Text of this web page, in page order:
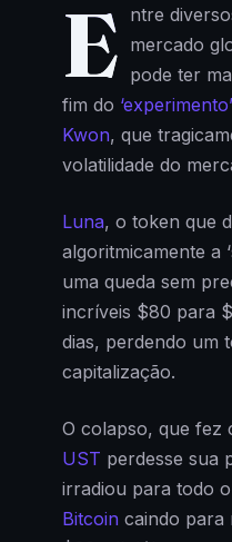
E ntre
mercado
pode ter
fim do ‘experimento’
Kwon, que
volatilidade do
Luna, o token que
algoritmicamente a
uma queda sem
incríveis $80 para
dias, perdendo um
capitalização.
O colapso, que fez
UST perdesse sua
irradiou para todo
Bitcoin caindo para